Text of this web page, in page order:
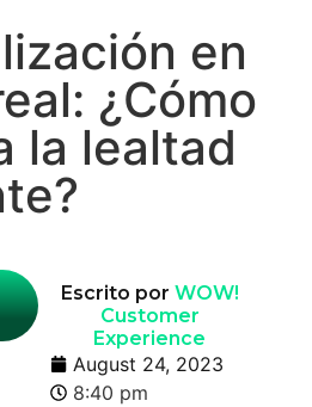
en
¿Cómo
la lealtad
Escrito por WOW!
Customer
Experience
August 24, 2023
8:40 pm